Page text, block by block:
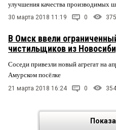
улучшения качества производимых
30 марта 2018 11:19 0
В Омск ввели
чистильщиков из
Соседи привезли новый агрегат на
Амурском посёлке
21 марта 2018 16:24 0